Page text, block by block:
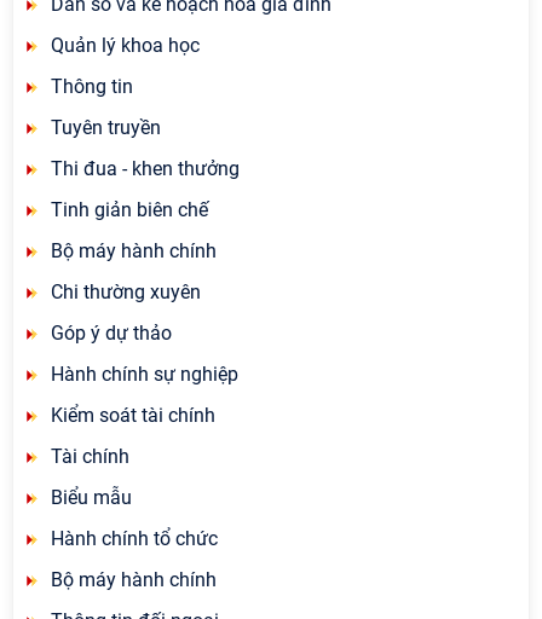
Quản lý khoa học
Thông tin
Tuyên truyền
Thi đua - khen thưởng
Tinh giản biên chế
Bộ máy hành chính
Chi thường xuyên
Góp ý dự thảo
Hành chính sự nghiệp
Kiểm soát tài chính
Tài chính
Biểu mẫu
Hành chính tổ chức
Bộ máy hành chính